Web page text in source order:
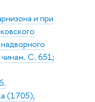
и при
С. 651;
(1705),